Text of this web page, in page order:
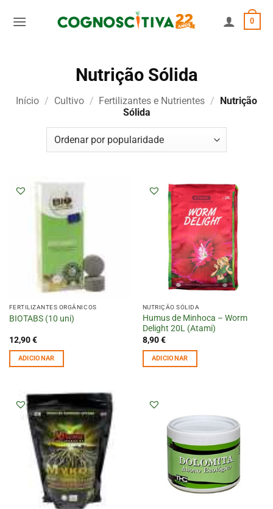
0
Nutrição Sólida
Início / Cultivo / Fertilizantes e Nutrientes /
Nutrição
Sólida
FERTILIZANTES ORGÂNICOS
BIOTABS (10 uni)
12,90€
ADICIONAR
NUTRIÇÃO SÓLIDA
Humus de Minhoca – Worm
Delight 20L (Atami)
8,90€
ADICIONAR